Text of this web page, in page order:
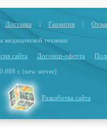
Доставка | Гарантия |
техники
сайта Договор-оферта
с (new server)
Разработка сайта